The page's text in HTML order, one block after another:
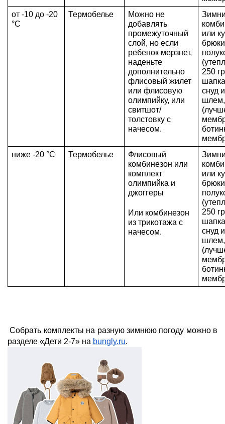
от -10 до -20
°C
Термобелье
Можно не
добавлять
промежуточный
слой, но если
ребенок мерзнет,
наденьте
дополнительно
флисовый жилет
или флисовую
олимпийку, или
свитшот/
толстовку с
начесом.
или
250
снуд
ниже -20 °C
Термобелье
Флисовый
комбинезон или
комплект
олимпийка и
джоггеры
Или комбинезон
из трикотажа с
начесом.
или
250
снуд
Собрать комплекты на разную зимнюю погоду можно в
разделе «Дети 2-7» на bungly.ru.